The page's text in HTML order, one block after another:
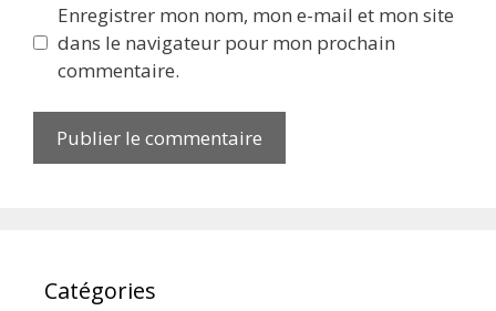
Enregistrer mon nom, mon e-mail et mon site
dans le navigateur pour mon prochain
commentaire.
Catégories